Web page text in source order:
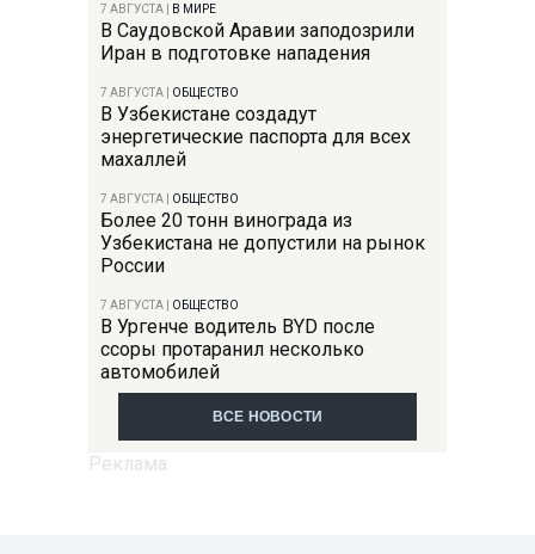
7 АВГУСТА В МИРЕ
В Саудовской Аравии заподозрили
Иран в подготовке нападения
7 АВГУСТА ОБЩЕСТВО
В Узбекистане создадут
энергетические паспорта для всех
махаллей
7 АВГУСТА ОБЩЕСТВО
Более 20 тонн винограда из
Узбекистана не допустили на рынок
России
7 АВГУСТА ОБЩЕСТВО
В Ургенче водитель BYD после
ссоры протаранил несколько
автомобилей
ВСЕ НОВОСТИ